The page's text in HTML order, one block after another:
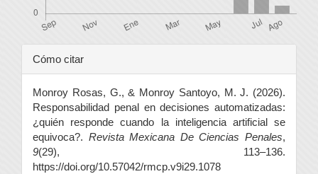
Detalles
del
artículo
Cómo citar
Monroy Rosas, G., & Monroy Santoyo, M. J. (2026).
Responsabilidad penal en decisiones automatizadas:
¿quién responde cuando la inteligencia artificial se
equivoca?. Revista Mexicana De Ciencias Penales,
9(29), 113–136.
https://doi.org/10.57042/rmcp.v9i29.1078